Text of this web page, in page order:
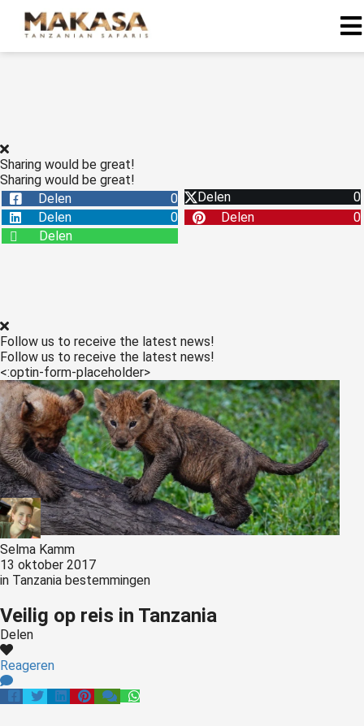
Sharing would be great!
Sharing would be great!
Delen
0 Delen
0
Delen
0 Delen
0
Delen
Follow us to receive the latest news!
Follow us to receive the latest news!
<:optin-form-placeholder>
Selma Kamm
13 oktober 2017
in Tanzania bestemmingen
Veilig op reis in Tanzania
Delen
Reageren